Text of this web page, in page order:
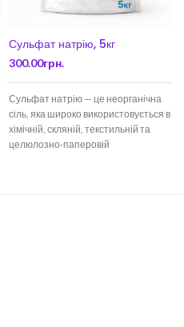
Сульфат натрію, 5кг
300.00грн.
Сульфат натрію — це неорганічна
сіль, яка широко використовується в
хімічній, скляній, текстильній та
целюлозно-паперовій